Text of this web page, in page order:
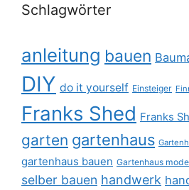
Schlagwörter
anleitung bauen
DIY do it yourself Einsteiger
Franks Shed Franks
garten gartenhaus
gartenhaus bauen Gartenhaus
selber bauen handwerk